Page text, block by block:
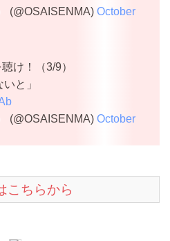
(@OSAISENMA) October
け！（3/9）
と」
(@OSAISENMA) October
こちらから